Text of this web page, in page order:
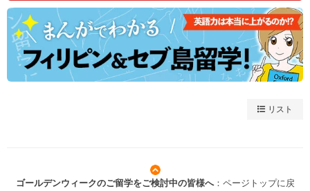
リスト
ゴールデンウィークのご留学をご検討中の皆様へ：ページトップに戻